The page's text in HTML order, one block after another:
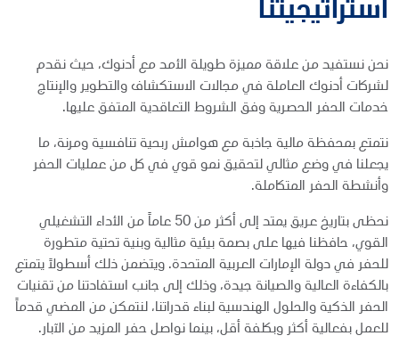
استراتيجيتنا
نحن نستفيد من علاقة مميزة طويلة الأمد مع أدنوك، حيث نقدم
لشركات أدنوك العاملة في مجالات الاستكشاف والتطوير والإنتاج
خدمات الحفر الحصرية وفق الشروط التعاقدية المتفق عليها.
نتمتع بمحفظة مالية جاذبة مع هوامش ربحية تنافسية ومرنة، ما
يجعلنا في وضع مثالي لتحقيق نمو قوي في كل من عمليات الحفر
وأنشطة الحفر المتكاملة.
نحظى بتاريخ عريق يمتد إلى أكثر من 50 عاماً من الأداء التشغيلي
القوي، حافظنا فيها على بصمة بيئية مثالية وبنية تحتية متطورة
للحفر في دولة الإمارات العربية المتحدة. ويتضمن ذلك أسطولاً يتمتع
بالكفاءة العالية والصيانة جيدة، وذلك إلى جانب استفادتنا من تقنيات
الحفر الذكية والحلول الهندسية لبناء قدراتنا، لنتمكن من المضي قدماً
للعمل بفعالية أكثر وبكلفة أقل، بينما نواصل حفر المزيد من الآبار.